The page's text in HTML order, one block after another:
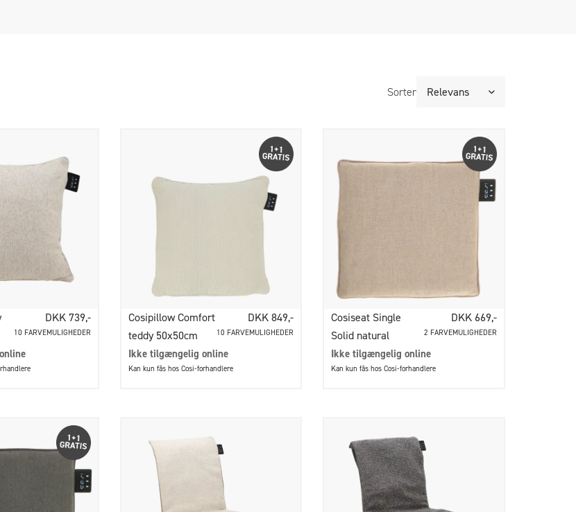
Sorter
DKK 739,-
10 FARVEMULIGHEDER
Cosipillow Comfort
teddy 50x50cm
DKK 849,-
10 FARVEMULIGHEDER
Ikke tilgængelig online
Kan kun fås hos Cosi-forhandlere
Cosiseat Single
Solid natural
DKK 669,-
2 FARVEMULIGHEDER
Ikke tilgængelig online
Kan kun fås hos Cosi-forhandlere